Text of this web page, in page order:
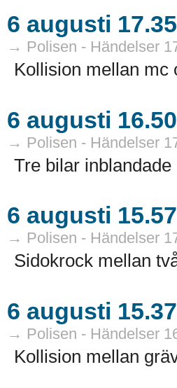
6 augusti
→ Polisen - Händelser
Kollision mellan mc
6 augusti
→ Polisen - Händelser
Tre bilar
6 augusti
→ Polisen - Händelser
Sidokrock mellan
6 augusti
→ Polisen - Händelser
Kollision mellan